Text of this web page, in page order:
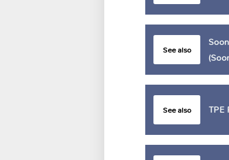
See also
See also TPE